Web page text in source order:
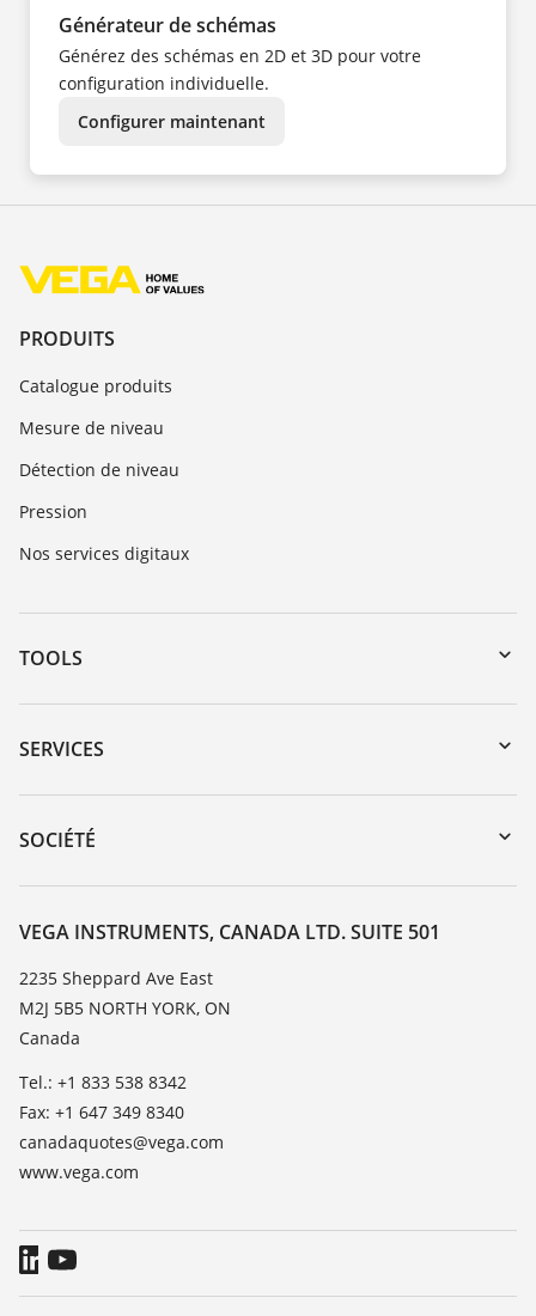
Générateur de schémas
Générez des schémas en 2D et 3D pour votre
configuration individuelle.
Configurer maintenant
PRODUITS
Catalogue produits
Mesure de niveau
Détection de niveau
Pression
Nos services digitaux
TOOLS
Téléchargements
Recherche par numéro de série
DTM Collection/PACTware
SERVICES
Retour d'appareil
Service client
Liste des constantes diélectriques
SOCIÉTÉ
À propos de VEGA
Contact
News
Presse
Blog
VEGA INSTRUMENTS, CANADA LTD. SUITE 501
2235 Sheppard Ave East
M2J 5B5 NORTH YORK, ON
Canada
Tel.: +1 833 538 8342
Fax: +1 647 349 8340
canadaquotes@vega.com
www.vega.com